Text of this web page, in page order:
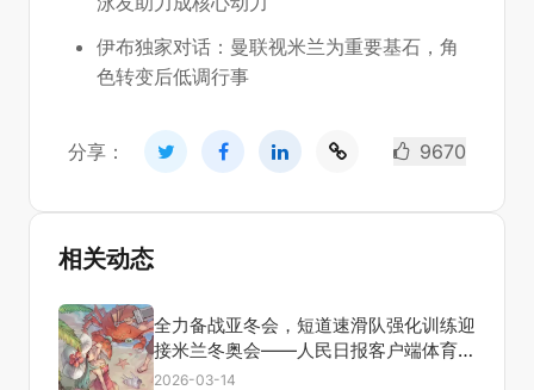
伊布独家对话：曼联视米兰为重要基石，角
色转变后低调行事
分享： 9670
相关动态
全力备战亚冬会，短道速滑队强化训练迎
接米兰冬奥会——人民日报客户端体育频
道报道
2026-03-14